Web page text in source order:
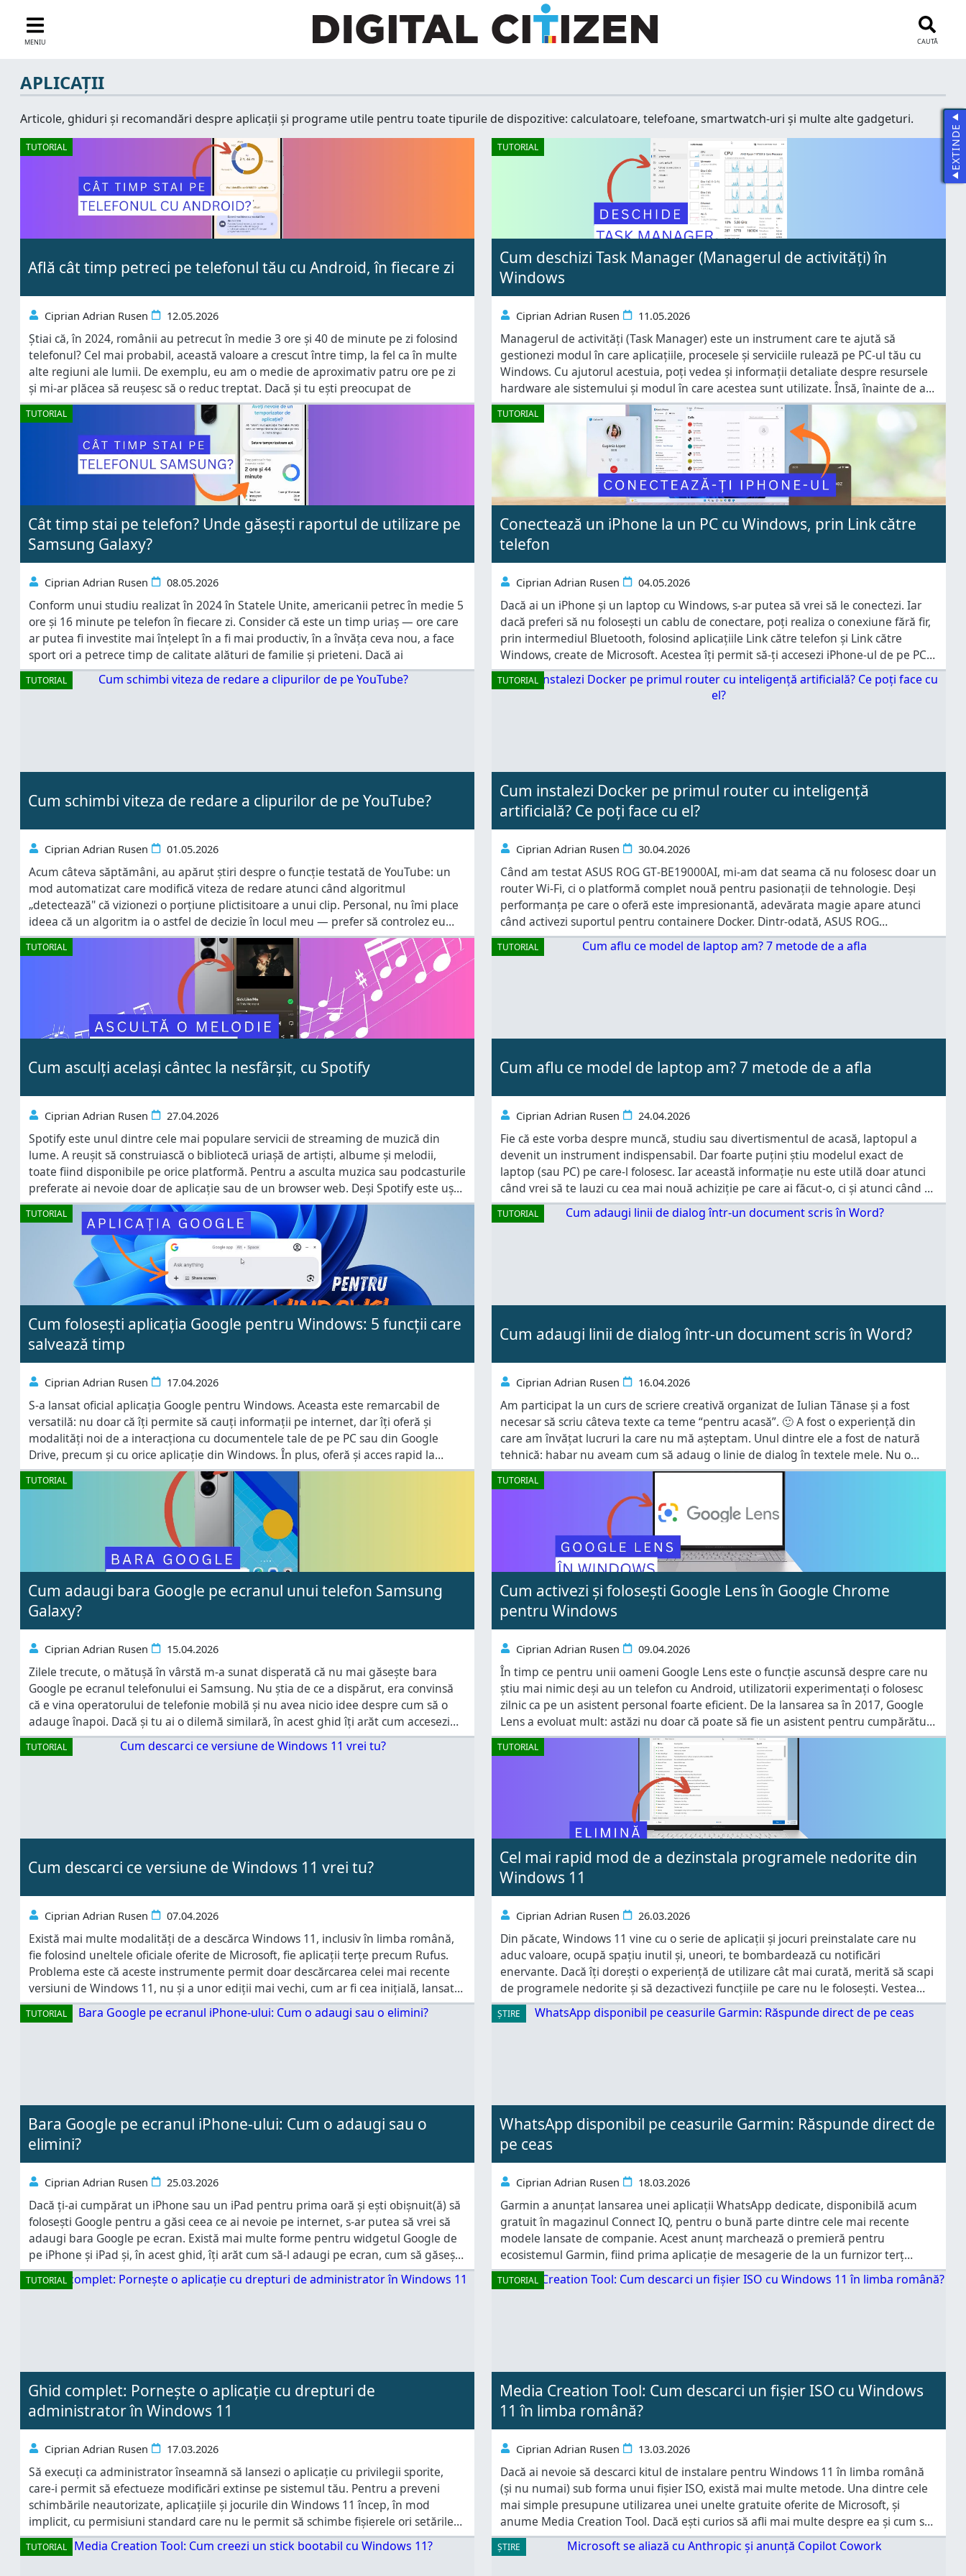
MENIU CAUTĂ
APLICAȚII
Articole, ghiduri și recomandări despre aplicații și programe utile pentru toate tipurile de dispozitive: calculatoare, telefoane, smartwatch-uri și multe alte gadgeturi.
TUTORIAL
Află cât timp petreci pe telefonul tău cu Android, în fiecare zi
Ciprian Adrian Rusen 12.05.2026
Știai că, în 2024, românii au petrecut în medie 3 ore și 40 de minute pe zi folosind
telefonul? Cel mai probabil, această valoare a crescut între timp, la fel ca în multe
alte regiuni ale lumii. De exemplu, eu am o medie de aproximativ patru ore pe zi
și mi-ar plăcea să reușesc să o reduc treptat. Dacă și tu ești preocupat de
TUTORIAL
Cum deschizi Task Manager (Managerul de activități) în
Windows
Ciprian Adrian Rusen 11.05.2026
Managerul de activități (Task Manager) este un instrument care te ajută să
gestionezi modul în care aplicațiile, procesele și serviciile rulează pe PC-ul tău cu
Windows. Cu ajutorul acestuia, poți vedea și informații detaliate despre resursele
hardware ale sistemului și modul în care acestea sunt utilizate. Însă, înainte de a-l
folosi, este necesar să știi cum îl deschizi. De aceea, în acest ghid îți
TUTORIAL
Cât timp stai pe telefon? Unde găsești raportul de utilizare pe
Samsung Galaxy?
Ciprian Adrian Rusen 08.05.2026
Conform unui studiu realizat în 2024 în Statele Unite, americanii petrec în medie 5
ore și 16 minute pe telefon în fiecare zi. Consider că este un timp uriaș — ore care
ar putea fi investite mai înțelept în a fi mai productiv, în a învăța ceva nou, a face
sport ori a petrece timp de calitate alături de familie și prieteni. Dacă ai
TUTORIAL
Conectează un iPhone la un PC cu Windows, prin Link către
telefon
Ciprian Adrian Rusen 04.05.2026
Dacă ai un iPhone și un laptop cu Windows, s-ar putea să vrei să le conectezi. Iar
dacă preferi să nu folosești un cablu de conectare, poți realiza o conexiune fără fir,
prin intermediul Bluetooth, folosind aplicațiile Link către telefon și Link către
Windows, create de Microsoft. Acestea îți permit să-ți accesezi iPhone-ul de pe PC,
să realizezi apeluri, să vezi mesajele și notificările
TUTORIAL
Cum schimbi viteza de redare a clipurilor de pe YouTube?
Ciprian Adrian Rusen 01.05.2026
Acum câteva săptămâni, au apărut știri despre o funcție testată de YouTube: un
mod automatizat care modifică viteza de redare atunci când algoritmul
„detectează" că vizionezi o porțiune plictisitoare a unui clip. Personal, nu îmi place
ideea că un algoritm ia o astfel de decizie în locul meu — prefer să controlez eu
viteza clipurilor pe care le urmăresc. Dacă și tu gândești la
TUTORIAL
Cum instalezi Docker pe primul router cu inteligență
artificială? Ce poți face cu el?
Ciprian Adrian Rusen 30.04.2026
Când am testat ASUS ROG GT‑BE19000AI, mi-am dat seama că nu folosesc doar un
router Wi-Fi, ci o platformă complet nouă pentru pasionații de tehnologie. Deși
performanța pe care o oferă este impresionantă, adevărata magie apare atunci
când activezi suportul pentru containere Docker. Dintr‑odată, ASUS ROG
GT‑BE19000AI se transformă dintr-un simplu router Wi‑Fi într‑un „server
multifuncțional” capabil să ruleze servicii avansate: administrare centralizată
TUTORIAL
Cum asculți același cântec la nesfârșit, cu Spotify
Ciprian Adrian Rusen 27.04.2026
Spotify este unul dintre cele mai populare servicii de streaming de muzică din
lume. A reușit să construiască o bibliotecă uriașă de artiști, albume și melodii,
toate fiind disponibile pe orice platformă. Pentru a asculta muzica sau podcasturile
preferate ai nevoie doar de aplicație sau de un browser web. Deși Spotify este ușor
de folosit, există o funcție care poate ridica semne de întrebare:
TUTORIAL
Cum aflu ce model de laptop am? 7 metode de a afla
Ciprian Adrian Rusen 24.04.2026
Fie că este vorba despre muncă, studiu sau divertismentul de acasă, laptopul a
devenit un instrument indispensabil. Dar foarte puțini știu modelul exact de
laptop (sau PC) pe care-l folosesc. Iar această informație nu este utilă doar atunci
când vrei să te lauzi cu cea mai nouă achiziție pe care ai făcut-o, ci și atunci când ai
nevoie să cauți drivere, să faci un
TUTORIAL
Cum folosești aplicația Google pentru Windows: 5 funcții care
salvează timp
Ciprian Adrian Rusen 17.04.2026
S-a lansat oficial aplicația Google pentru Windows. Aceasta este remarcabil de
versatilă: nu doar că îți permite să cauți informații pe internet, dar îți oferă și
modalități noi de a interacționa cu documentele tale de pe PC sau din Google
Drive, precum și cu orice aplicație din Windows. În plus, oferă și acces rapid la
Google Lens. Dacă vrei să afli cum funcționează și
TUTORIAL
Cum adaugi linii de dialog într-un document scris în Word?
Ciprian Adrian Rusen 16.04.2026
Am participat la un curs de scriere creativă organizat de Iulian Tănase și a fost
necesar să scriu câteva texte ca teme “pentru acasă”. 🙂 A fost o experiență din
care am învățat lucruri la care nu mă așteptam. Unul dintre ele a fost de natură
tehnică: habar nu aveam cum să adaug o linie de dialog în textele mele. Nu o
liniuță care
TUTORIAL
Cum adaugi bara Google pe ecranul unui telefon Samsung
Galaxy?
Ciprian Adrian Rusen 15.04.2026
Zilele trecute, o mătușă în vârstă m-a sunat disperată că nu mai găsește bara
Google pe ecranul telefonului ei Samsung. Nu știa de ce a dispărut, era convinsă
că e vina operatorului de telefonie mobilă și nu avea nicio idee despre cum să o
adauge înapoi. Dacă și tu ai o dilemă similară, în acest ghid îți arăt cum accesezi
toate widgeturile de la
TUTORIAL
Cum activezi și folosești Google Lens în Google Chrome
pentru Windows
Ciprian Adrian Rusen 09.04.2026
În timp ce pentru unii oameni Google Lens este o funcție ascunsă despre care nu
știu mai nimic deși au un telefon cu Android, utilizatorii experimentați o folosesc
zilnic ca pe un asistent personal foarte eficient. De la lansarea sa în 2017, Google
Lens a evoluat mult: astăzi nu doar că poate să fie un asistent pentru cumpărături
care identifică rapid haine și încălțăminte
TUTORIAL
Cum descarci ce versiune de Windows 11 vrei tu?
Ciprian Adrian Rusen 07.04.2026
Există mai multe modalități de a descărca Windows 11, inclusiv în limba română,
fie folosind uneltele oficiale oferite de Microsoft, fie aplicații terțe precum Rufus.
Problema este că aceste instrumente permit doar descărcarea celei mai recente
versiuni de Windows 11, nu și a unor ediții mai vechi, cum ar fi cea inițială, lansată
în 2021. Dacă ai nevoie de o versiune specifică de Windows
TUTORIAL
Cel mai rapid mod de a dezinstala programele nedorite din
Windows 11
Ciprian Adrian Rusen 26.03.2026
Din păcate, Windows 11 vine cu o serie de aplicații și jocuri preinstalate care nu
aduc valoare, ocupă spațiu inutil și, uneori, te bombardează cu notificări
enervante. Dacă îți dorești o experiență de utilizare cât mai curată, merită să scapi
de programele nedorite și să dezactivezi funcțiile pe care nu le folosești. Vestea
bună este că un programator din Olanda a creat un script
TUTORIAL
Bara Google pe ecranul iPhone-ului: Cum o adaugi sau o
elimini?
Ciprian Adrian Rusen 25.03.2026
Dacă ți-ai cumpărat un iPhone sau un iPad pentru prima oară și ești obișnuit(ă) să
folosești Google pentru a găsi ceea ce ai nevoie pe internet, s-ar putea să vrei să
adaugi bara Google pe ecran. Există mai multe forme pentru widgetul Google de
pe iPhone și iPad și, în acest ghid, îți arăt cum să-l adaugi pe ecran, cum să găsești
forma pe
ȘTIRE
WhatsApp disponibil pe ceasurile Garmin: Răspunde direct de
pe ceas
Ciprian Adrian Rusen 18.03.2026
Garmin a anunțat lansarea unei aplicații WhatsApp dedicate, disponibilă acum
gratuit în magazinul Connect IQ, pentru o bună parte dintre cele mai recente
modele lansate de companie. Acest anunț marchează o premieră pentru
ecosistemul Garmin, fiind prima aplicație de mesagerie de la un furnizor terț
integrată pe dispozitivele companiei. Dacă vrei să afli mai multe despre ce
funcționalități oferă aplicația WhatsApp pentru ceasurile Garmin
TUTORIAL
Ghid complet: Pornește o aplicație cu drepturi de
administrator în Windows 11
Ciprian Adrian Rusen 17.03.2026
Să execuți ca administrator înseamnă să lansezi o aplicație cu privilegii sporite,
care-i permit să efectueze modificări extinse pe sistemul tău. Pentru a preveni
schimbările neautorizate, aplicațiile și jocurile din Windows 11 încep, în mod
implicit, cu permisiuni standard care nu le permit să schimbe fișierele ori setările
de sistem, chiar dacă au fost sparte de un hacker. Totuși există scenarii în care ai
TUTORIAL
Media Creation Tool: Cum descarci un fișier ISO cu Windows
11 în limba română?
Ciprian Adrian Rusen 13.03.2026
Dacă ai nevoie să descarci kitul de instalare pentru Windows 11 în limba română
(și nu numai) sub forma unui fișier ISO, există mai multe metode. Una dintre cele
mai simple presupune utilizarea unei unelte gratuite oferite de Microsoft, și
anume Media Creation Tool. Dacă ești curios să afli mai multe despre ea și cum se
folosește pentru a descărca Windows 11 în ce
TUTORIAL ȘTIRE
EXTINDE